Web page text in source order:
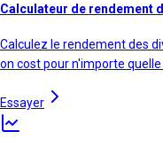
Calculateur de rendement
Calculez le rendement des
on cost pour n'importe
Essayer